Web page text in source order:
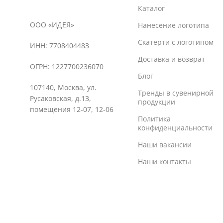
ООО «ИДЕЯ»
ИНН: 7708404483
ОГРН: 1227700236070
107140, Москва, ул.
Русаковская, д.13,
помещения 12-07, 12-06
Каталог
Нанесение логотипа
Скатерти с логотипом
Доставка и возврат
Блог
Тренды в сувенирной
продукции
Политика
конфиденциальности
Наши вакансии
Наши контакты